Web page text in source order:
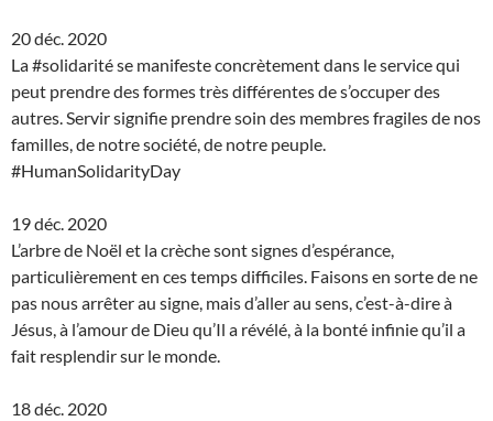
20 déc. 2020
La #solidarité se manifeste concrètement dans le service qui
peut prendre des formes très différentes de s’occuper des
autres. Servir signifie prendre soin des membres fragiles de nos
familles, de notre société, de notre peuple.
#HumanSolidarityDay
19 déc. 2020
L’arbre de Noël et la crèche sont signes d’espérance,
particulièrement en ces temps difficiles. Faisons en sorte de ne
pas nous arrêter au signe, mais d’aller au sens, c’est-à-dire à
Jésus, à l’amour de Dieu qu’Il a révélé, à la bonté infinie qu’il a
fait resplendir sur le monde.
18 déc. 2020